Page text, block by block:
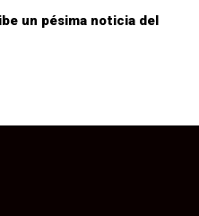
un pésima noticia del